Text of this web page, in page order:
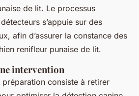
de lit. Le processus
s’appuie sur des
afin d’assurer la constance des
renifleur punaise de lit.
intervention
consiste à retirer